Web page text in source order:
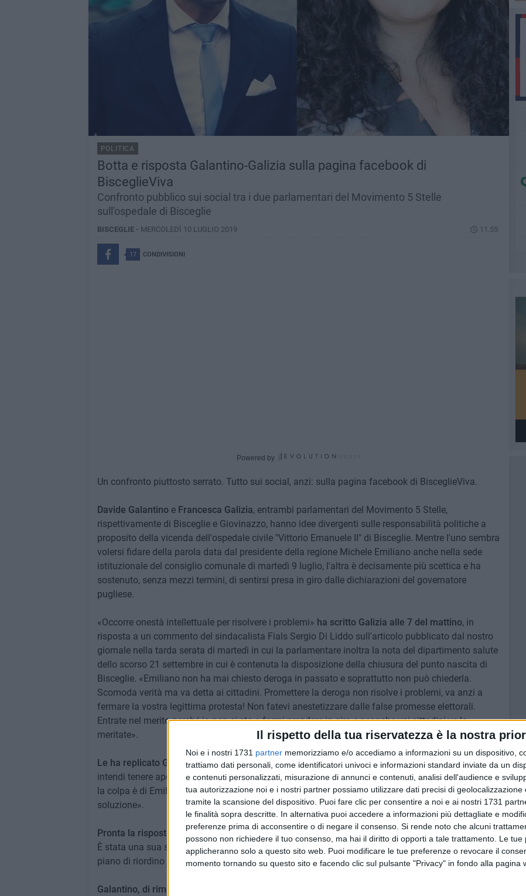
Il rispetto della tua riservatezza è la nostra
Noi e i nostri 1731 partner memorizziamo e/o accediamo a informazioni su un dispositivo,
trattiamo dati personali, come identificatori univoci e informazioni standard inviate da un
e contenuti personalizzati, misurazione di annunci e contenuti, analisi dell'audience e
tua autorizzazione noi e i nostri partner possiamo utilizzare dati precisi di geolocalizzazione
tramite la scansione del dispositivo. Puoi fare clic per consentire a noi e ai nostri 1731
le finalità sopra descritte. In alternativa puoi accedere a informazioni più dettagliate e
preferenze prima di acconsentire o di negare il consenso. Si rende noto che alcuni
possono non richiedere il tuo consenso, ma hai il diritto di opporti a tale trattamento. Le tue
applicheranno solo a questo sito web. Puoi modificare le tue preferenze o revocare il
momento tornando su questo sito e facendo clic sul pulsante "Privacy" in fondo alla pagina
POLITICA
Botta e risposta Galantino-Galizia sulla pagina facebook di
BisceglieViva
Confronto pubblico sui social tra i due parlamentari del Movimento 5 Stelle
sull'ospedale di Bisceglie
BISCEGLIE - MERCOLEDÌ 10 LUGLIO 2019 11.55
17 CONDIVISIONI
Powered by
Un confronto piuttosto serrato. Tutto sui social, anzi: sulla pagina facebook di BisceglieViva.
Davide Galantino eFrancesca Galizia, entrambi parlamentari del Movimento 5 Stelle,
rispettivamente di Bisceglie e Giovinazzo, hanno idee divergenti sulle responsabilità politiche a
proposito della vicenda dell'ospedale civile "Vittorio Emanuele II" di Bisceglie. Mentre l'uno sembra
volersi fidare della parola data dal presidente della regione Michele Emiliano anche nella sede
istituzionale del consiglio comunale di martedì 9 luglio, l'altra è decisamente più scettica e ha
sostenuto, senza mezzi termini, di sentirsi presa in giro dalle dichiarazioni del governatore
pugliese.
«Occorre onestà intellettuale per risolvere i problemi» ha scritto Galizia alle 7 del mattino, in
risposta a un commento del sindacalista Fials Sergio Di Liddo sull'articolo pubblicato dal nostro
giornale nella tarda serata di martedì in cui la parlamentare inoltra la nota del dipartimento salute
dello scorso 21 settembre in cui è contenuta la disposizione della chiusura del punto nascita di
Bisceglie. «Emiliano non ha mai chiesto deroga in passato e soprattutto non può chiederla.
Scomoda verità ma va detta ai cittadini. Promettere la deroga non risolve i problemi, va anzi a
fermare la vostra legittima protesta! Non fatevi anestetizzare dalle false promesse elettorali.
Entrate nel merito perché io non ci sto a farmi prendere in giro e neanche voi cittadini ve lo
meritate».
Le ha replicato Galantino, incalzando la collega : «Francesca Galizia, rispondi nel merito. Come
intendi tenere aperto il reparto? Qual è la tua soluzione? Se la tua idea è lavarsene le mani tanto
la colpa è di Emiliano io biscegliese non ci sto. Hai fatto due comunicati ma non leggo la
soluzione».
Pronta la risposta di Galizia al deputato biscegliese: «Emiliano deve cambiare il piano di riordino.
È stata una sua scelta chiudere Bisceglie anziché Corato, Barletta o Andria. Se Emiliano cambia il
piano di riordino si può risolvere. Ma lui promette la deroga... fai le tue valutazioni».
Galantino, di rimando